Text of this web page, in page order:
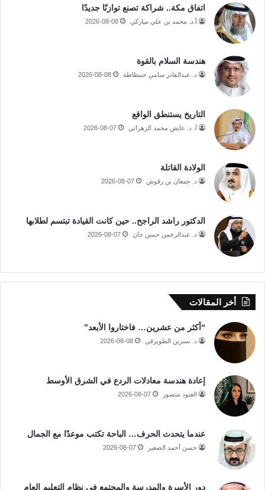
اتفاق مكة.. شراكة تصنع توازنًا جديدًا
أ.د. محمد بن علي مباركي 2026-08-08
هندسة السلام بالقوة
د. عبدالقادر سامي حنبظاظة 2026-08-08
التاريخ يستنطق الواقع
أ. د. عايض محمد الزهراني 2026-08-07
الولادة القاتلة
د. جمعان بن رقوش 2026-08-07
الدكتور راشد الراجح.. حين كانت القيادة تبتسم لطلابها
د. عبدالرحمن حسن جان 2026-08-07
أخر المقالات
“أكثر من عشرين… فاختاروا الأبعد”
د. نسرين الطويرقي 2026-08-08
إعادة هندسة معادلات الردع في الشرق الأوسط
العنود منصور 2026-08-07
عندما يتحدث الحرف… الباحة تكتب موعدًا مع الجمال
حسن أحمد الصغير 2026-08-07
دور الأسرة والمدرسة والمجتمع في نظام التعليم العام